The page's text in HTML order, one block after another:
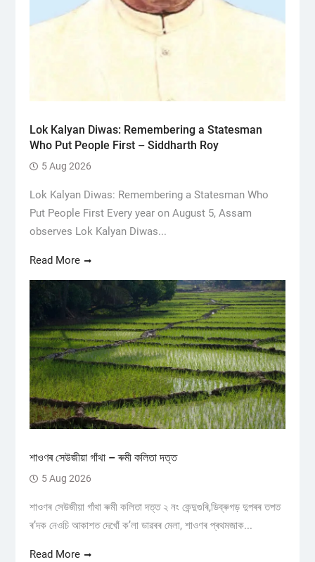
Lok Kalyan Diwas: Remembering a Statesman
Who Put People First – Siddharth Roy
5 Aug 2026
Lok Kalyan Diwas: Remembering a Statesman Who
Put People First Every year on August 5, Assam
observes Lok Kalyan Diwas...
Read More
শাওণৰ সেউজীয়া গাঁথা – ৰুমী কলিতা দত্ত
5 Aug 2026
শাওণৰ সেউজীয়া গাঁথা ৰুমী কলিতা দত্ত ২ নং কেন্দুগুৰি,ডিব্ৰুগড় ​দুপৰৰ তপত
ৰ’দক নেওচি আকাশত দেখোঁ ক’লা ডাৱৰৰ মেলা, শাওণৰ প্ৰথমজাক...
Read More